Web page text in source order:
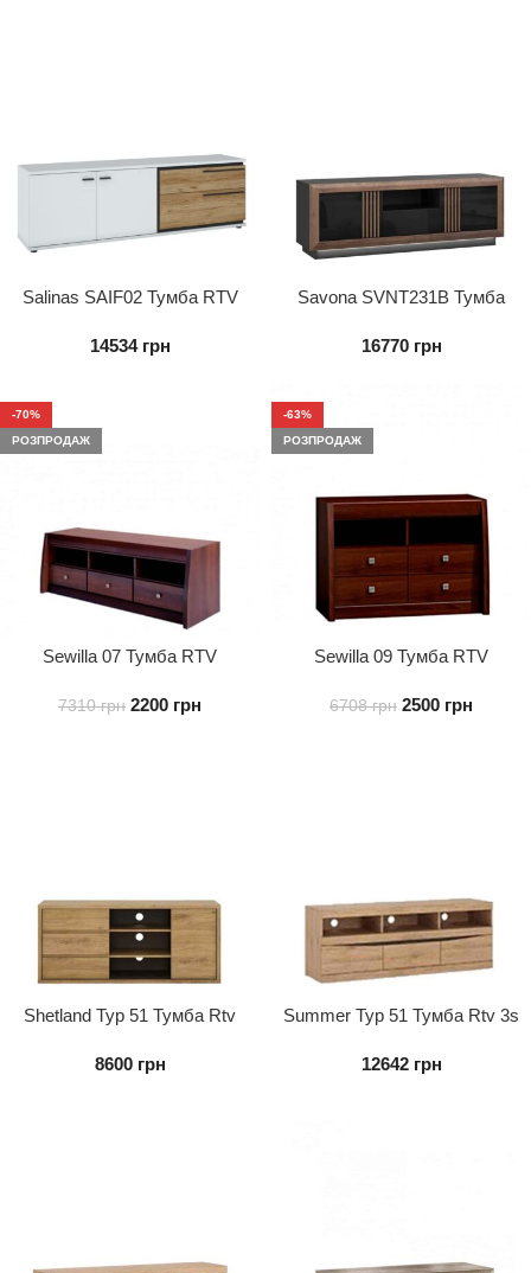
Salinas SAIF02 Тумба RTV
14534 грн
Savona SVNT231B Тумба
16770 грн
-70%
РОЗПРОДАЖ
Sewilla 07 Тумба RTV
7310грн 2200 грн
-63%
РОЗПРОДАЖ
Sewilla 09 Тумба RTV
6708грн 2500 грн
Shetland Typ 51 Тумба Rtv
8600 грн
Summer Typ 51 Тумба Rtv 3s
12642 грн